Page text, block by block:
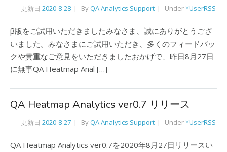
更新日 2020-8-28 ByQA Analytics Support Under*UserRSS
β版をご試用いただきましたみなさま、誠にありがとうござ
いました。みなさまにご試用いただき、多くのフィードバッ
クや貴重なご意見をいただきましたおかげで、昨日8月27日
に無事QA Heatmap Anal […]
QA Heatmap Analytics ver0.7 リリース
更新日 2020-8-27 ByQA Analytics Support Under*UserRSS
QA Heatmap Analytics ver0.7を2020年8月27日リリースい